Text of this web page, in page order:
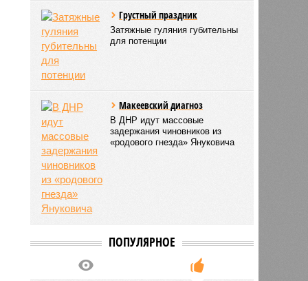
Грустный праздник
Затяжные гуляния губительны
для потенции
Макеевский диагноз
В ДНР идут массовые
задержания чиновников из
«родового гнезда» Януковича
ПОПУЛЯРНОЕ